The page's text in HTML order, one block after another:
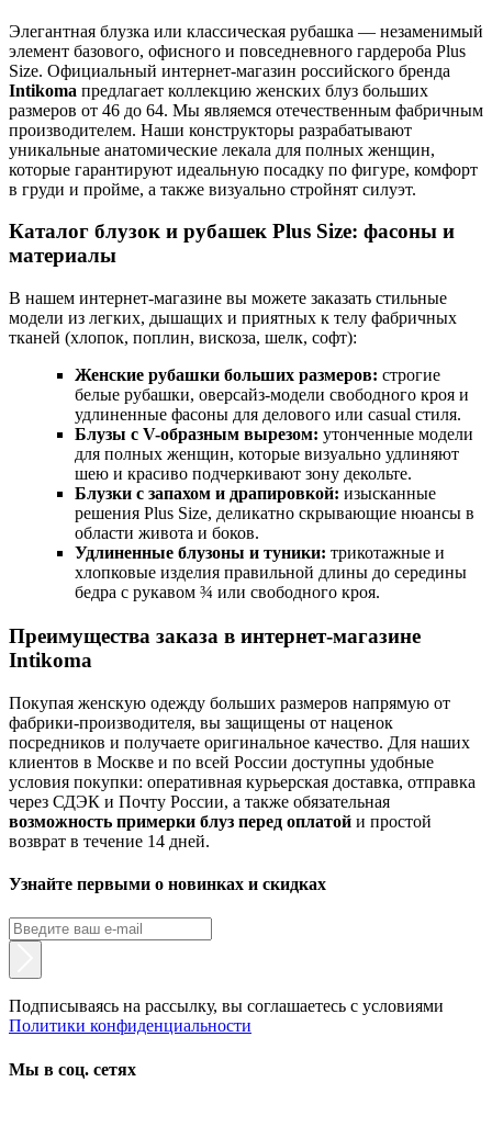
Элегантная блузка или классическая рубашка — незаменимый
элемент базового, офисного и повседневного гардероба Plus
Size. Официальный интернет-магазин российского бренда
Intikoma предлагает коллекцию женских блуз больших
размеров от 46 до 64. Мы являемся отечественным фабричным
производителем. Наши конструкторы разрабатывают
уникальные анатомические лекала для полных женщин,
которые гарантируют идеальную посадку по фигуре, комфорт
в груди и пройме, а также визуально стройнят силуэт.
Каталог блузок и рубашек Plus Size: фасоны и
материалы
В нашем интернет-магазине вы можете заказать стильные
модели из легких, дышащих и приятных к телу фабричных
тканей (хлопок, поплин, вискоза, шелк, софт):
Женские рубашки больших размеров: строгие
белые рубашки, оверсайз-модели свободного кроя и
удлиненные фасоны для делового или casual стиля.
Блузы с V-образным вырезом: утонченные модели
для полных женщин, которые визуально удлиняют
шею и красиво подчеркивают зону декольте.
Блузки с запахом и драпировкой: изысканные
решения Plus Size, деликатно скрывающие нюансы в
области живота и боков.
Удлиненные блузоны и туники: трикотажные и
хлопковые изделия правильной длины до середины
бедра с рукавом ¾ или свободного кроя.
Преимущества заказа в интернет-магазине
Intikoma
Покупая женскую одежду больших размеров напрямую от
фабрики-производителя, вы защищены от наценок
посредников и получаете оригинальное качество. Для наших
клиентов в Москве и по всей России доступны удобные
условия покупки: оперативная курьерская доставка, отправка
через СДЭК и Почту России, а также обязательная
возможность примерки блуз перед оплатой и простой
возврат в течение 14 дней.
Узнайте первыми о новинках и скидках
Подписываясь на рассылку, вы соглашаетесь с условиями
Политики конфиденциальности
Мы в соц. сетях